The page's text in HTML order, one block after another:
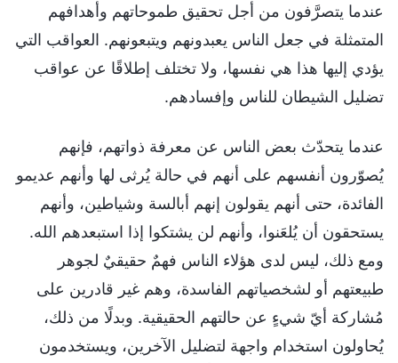
عندما يتصرَّفون من أجل تحقيق طموحاتهم وأهدافهم
المتمثلة في جعل الناس يعبدونهم ويتبعونهم. العواقب التي
يؤدي إليها هذا هي نفسها، ولا تختلف إطلاقًا عن عواقب
تضليل الشيطان للناس وإفسادهم.
عندما يتحدّث بعض الناس عن معرفة ذواتهم، فإنهم
يُصوّرون أنفسهم على أنهم في حالة يُرثى لها وأنهم عديمو
الفائدة، حتى أنهم يقولون إنهم أبالسة وشياطين، وأنهم
يستحقون أن يُلعَنوا، وأنهم لن يشتكوا إذا استبعدهم الله.
ومع ذلك، ليس لدى هؤلاء الناس فهمٌ حقيقيٌ لجوهر
طبيعتهم أو لشخصياتهم الفاسدة، وهم غير قادرين على
مُشاركة أيّ شيءٍ عن حالتهم الحقيقية. وبدلًا من ذلك،
يُحاولون استخدام واجهة لتضليل الآخرين، ويستخدمون